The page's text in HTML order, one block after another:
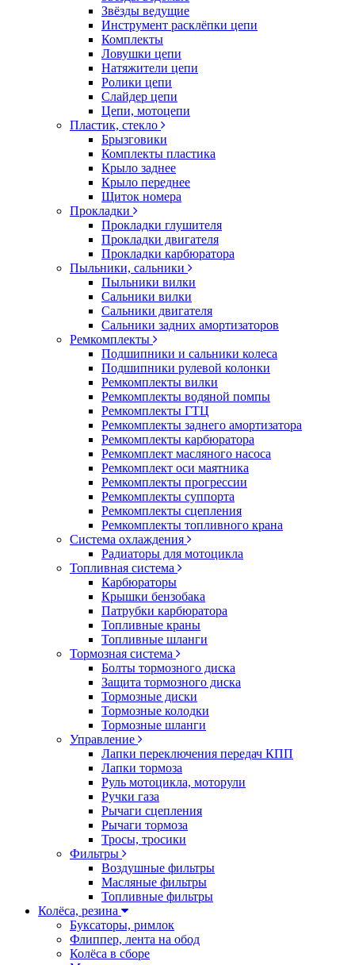
Звёзды ведущие
Инструмент расклёпки цепи
Комплекты
Ловушки цепи
Натяжители цепи
Ролики цепи
Слайдер цепи
Цепи, мотоцепи
Пластик, стекло
Брызговики
Комплекты пластика
Крыло заднее
Крыло переднее
Щиток номера
Прокладки
Прокладки глушителя
Прокладки двигателя
Прокладки карбюратора
Пыльники, сальники
Пыльники вилки
Сальники вилки
Сальники двигателя
Сальники задних амортизаторов
Ремкомплекты
Подшипники и сальники колеса
Подшипники рулевой колонки
Ремкомплекты вилки
Ремкомплекты водяной помпы
Ремкомплекты ГТЦ
Ремкомплекты заднего амортизатора
Ремкомплекты карбюратора
Ремкомплект масляного насоса
Ремкомплект оси маятника
Ремкомплекты прогрессии
Ремкомплекты суппорта
Ремкомплекты сцепления
Ремкомплекты топливного крана
Система охлаждения
Радиаторы для мотоцикла
Топливная система
Карбюраторы
Крышки бензобака
Патрубки карбюратора
Топливные краны
Топливные шланги
Тормозная система
Болты тормозного диска
Защита тормозного диска
Тормозные диски
Тормозные колодки
Тормозные шланги
Управление
Лапки переключения передач КПП
Лапки тормоза
Руль мотоцикла, моторули
Ручки газа
Рычаги сцепления
Рычаги тормоза
Тросы, тросики
Фильтры
Воздушные фильтры
Масляные фильтры
Топливные фильтры
Колёса, резина
Буксаторы, римлок
Флиппер, лента на обод
Колёса в сборе